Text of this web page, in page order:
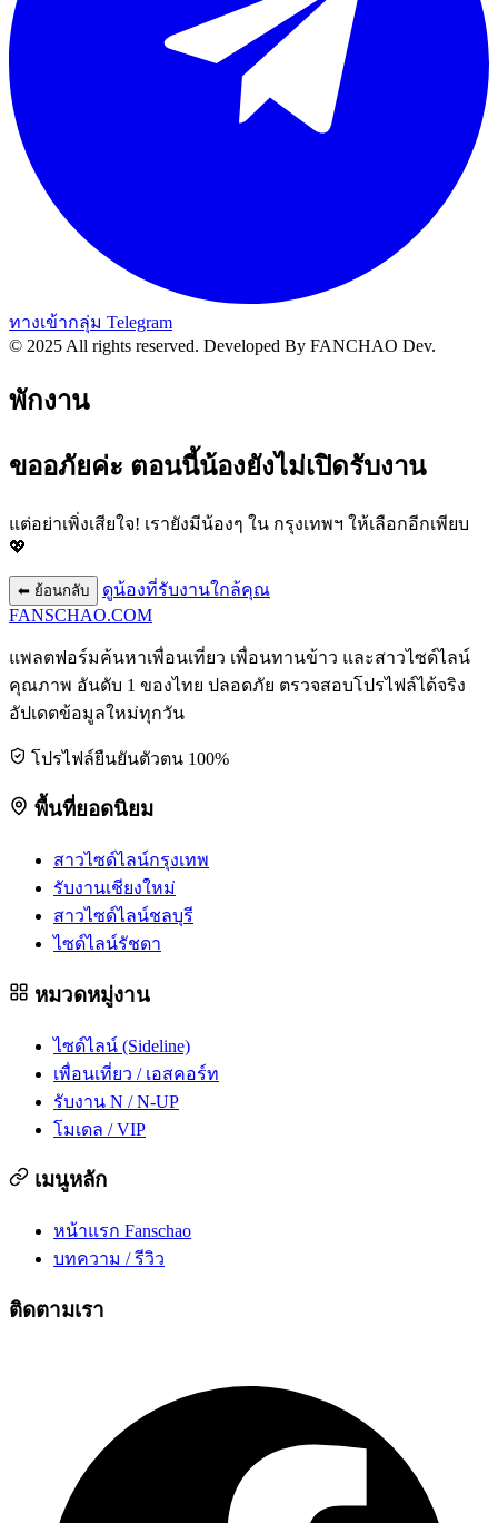
ทางเข้ากลุ่ม Telegram
© 2025 All rights reserved. Developed By FANCHAO Dev.
พักงาน
ขออภัยค่ะ ตอนนี้น้องยังไม่เปิดรับงาน
แต่อย่าเพิ่งเสียใจ! เรายังมีน้องๆ ใน กรุงเทพฯ ให้เลือกอีกเพียบ
💖
⬅ ย้อนกลับ
ดูน้องที่รับงานใกล้คุณ
FANSCHAO.COM
แพลตฟอร์มค้นหาเพื่อนเที่ยว เพื่อนทานข้าว และสาวไซด์ไลน์
คุณภาพ อันดับ 1 ของไทย ปลอดภัย ตรวจสอบโปรไฟล์ได้จริง
อัปเดตข้อมูลใหม่ทุกวัน
โปรไฟล์ยืนยันตัวตน 100%
พื้นที่ยอดนิยม
สาวไซด์ไลน์กรุงเทพ
รับงานเชียงใหม่
สาวไซด์ไลน์ชลบุรี
ไซด์ไลน์รัชดา
หมวดหมู่งาน
ไซด์ไลน์ (Sideline)
เพื่อนเที่ยว / เอสคอร์ท
รับงาน N / N-UP
โมเดล / VIP
เมนูหลัก
หน้าแรก Fanschao
บทความ / รีวิว
ติดตามเรา